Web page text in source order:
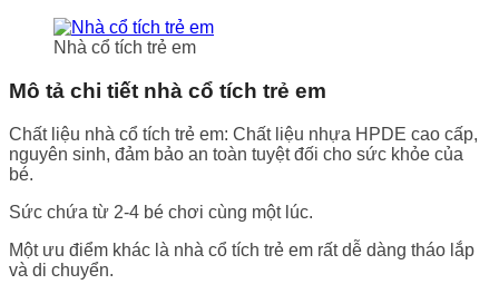
Nhà cổ tích trẻ em
Mô tả chi tiết nhà cổ tích trẻ em
Chất liệu nhà cổ tích trẻ em: Chất liệu nhựa HPDE cao cấp,
nguyên sinh, đảm bảo an toàn tuyệt đối cho sức khỏe của
bé.
Sức chứa từ 2-4 bé chơi cùng một lúc.
Một ưu điểm khác là nhà cổ tích trẻ em rất dễ dàng tháo lắp
và di chuyển.